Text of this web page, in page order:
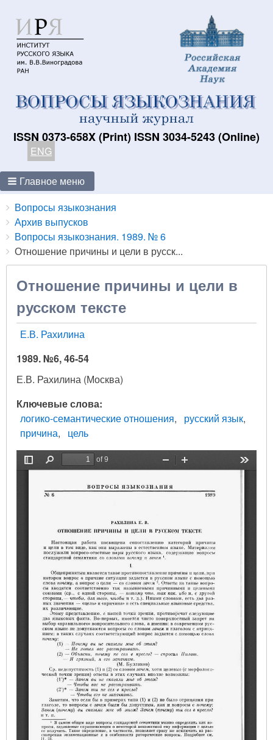
ISSN 0373-658X (Print) ISSN 3034-5243 (Online)
ENG
Главное меню
Breadcrumbs
You
are
here:
Вопросы языкознания
Архив выпусков
Вопросы языкознания. 1989. № 6
Отношение причины и цели в русск...
Отношение причины и цели в
русском тексте
Е.В. Рахилина
1989. №6, 46-54
Е.В. Рахилина (Москва)
Ключевые слова
логико-семантические отношения
русский язык
причина
цель